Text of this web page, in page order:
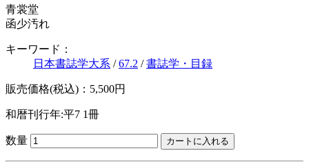
青裳堂
函少汚れ
キーワード：
日本書誌学大系 /67.2 /書誌学・目録
販売価格(税込)：5,500円
和暦刊行年:平7 1冊
数量